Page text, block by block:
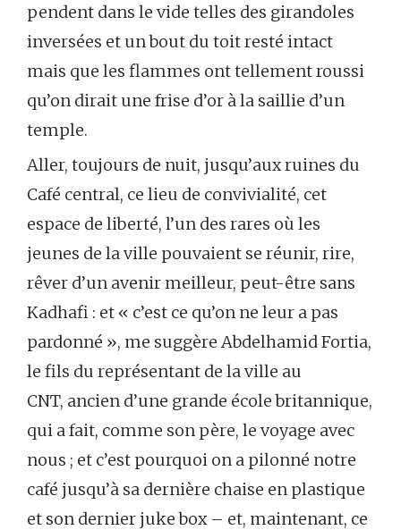
pendent dans le vide telles des girandoles
inversées et un bout du toit resté intact
mais que les flammes ont tellement roussi
qu’on dirait une frise d’or à la saillie d’un
temple.
Aller, toujours de nuit, jusqu’aux ruines du
Café central, ce lieu de convivialité, cet
espace de liberté, l’un des rares où les
jeunes de la ville pouvaient se réunir, rire,
rêver d’un avenir meilleur, peut-être sans
Kadhafi : et « c’est ce qu’on ne leur a pas
pardonné », me suggère Abdelhamid Fortia,
le fils du représentant de la ville au
CNT, ancien d’une grande école britannique,
qui a fait, comme son père, le voyage avec
nous ; et c’est pourquoi on a pilonné notre
café jusqu’à sa dernière chaise en plastique
et son dernier juke box – et, maintenant, ce